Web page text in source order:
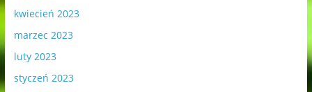
kwiecień 2023
marzec 2023
luty 2023
styczeń 2023